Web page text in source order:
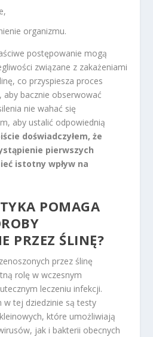
organizmu.
postępowanie mogą
związane z zakażeniami
co przyspiesza proces
aby bacznie obserwować
nie wahać się
aby ustalić odpowiednią
doświadczyłem, że
pierwszych
istotny wpływ na
POMAGA
PRZEZ ŚLINĘ?
przez ślinę
rolę w wczesnym
leczeniu infekcji.
w tej dziedzinie są testy
które umożliwiają
jak i bakterii obecnych